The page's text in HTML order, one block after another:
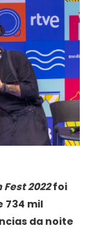
2022foi
734 mil
da noite